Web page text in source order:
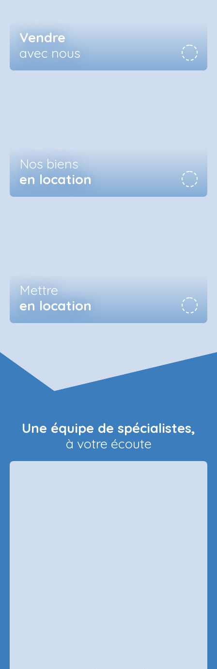
Vendre
avec nous
Nos biens
en location
Mettre
en location
Une équipe de spécialistes,
à votre écoute